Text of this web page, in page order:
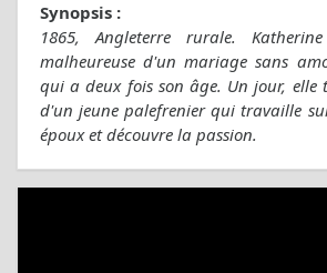
Synopsis :
1865, Angleterre rurale.
malheureuse d'un mariage sans
qui a deux fois son âge. Un jour, elle
d'un jeune palefrenier qui travaille
époux et découvre la passion.